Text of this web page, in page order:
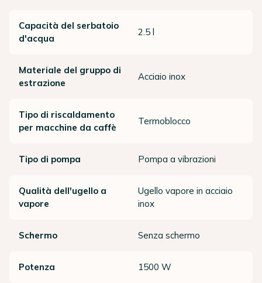
Capacità del serbatoio
d'acqua
2.5 l
Materiale del gruppo di
estrazione
Acciaio inox
Tipo di riscaldamento
per macchine da caffè
Termoblocco
Tipo di pompa Pompa a vibrazioni
Qualità dell'ugello a
vapore
Ugello vapore in acciaio
inox
Schermo Senza schermo
Potenza 1500 W